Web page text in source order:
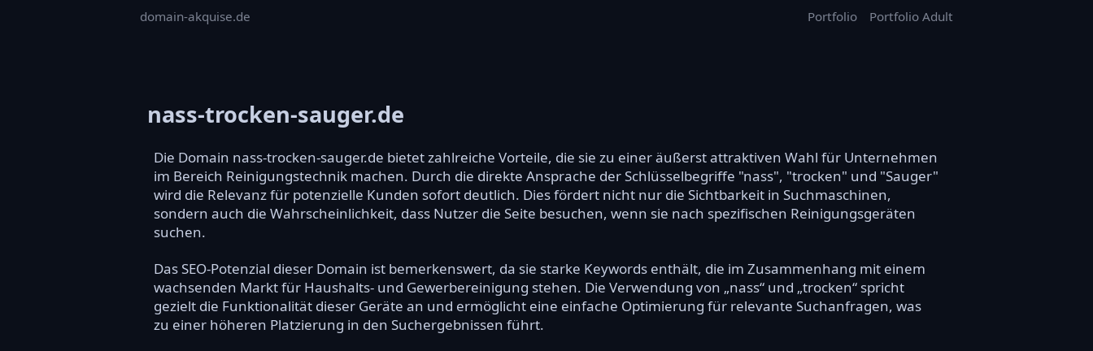
domain-akquise.de Portfolio Portfolio Adult
nass-trocken-sauger.de
Die Domain nass-trocken-sauger.de bietet zahlreiche Vorteile, die sie zu einer äußerst attraktiven Wahl für Unternehmen
im Bereich Reinigungstechnik machen. Durch die direkte Ansprache der Schlüsselbegriffe "nass", "trocken" und "Sauger"
wird die Relevanz für potenzielle Kunden sofort deutlich. Dies fördert nicht nur die Sichtbarkeit in Suchmaschinen,
sondern auch die Wahrscheinlichkeit, dass Nutzer die Seite besuchen, wenn sie nach spezifischen Reinigungsgeräten
suchen.
Das SEO-Potenzial dieser Domain ist bemerkenswert, da sie starke Keywords enthält, die im Zusammenhang mit einem
wachsenden Markt für Haushalts- und Gewerbereinigung stehen. Die Verwendung von „nass“ und „trocken“ spricht
gezielt die Funktionalität dieser Geräte an und ermöglicht eine einfache Optimierung für relevante Suchanfragen, was
zu einer höheren Platzierung in den Suchergebnissen führt.